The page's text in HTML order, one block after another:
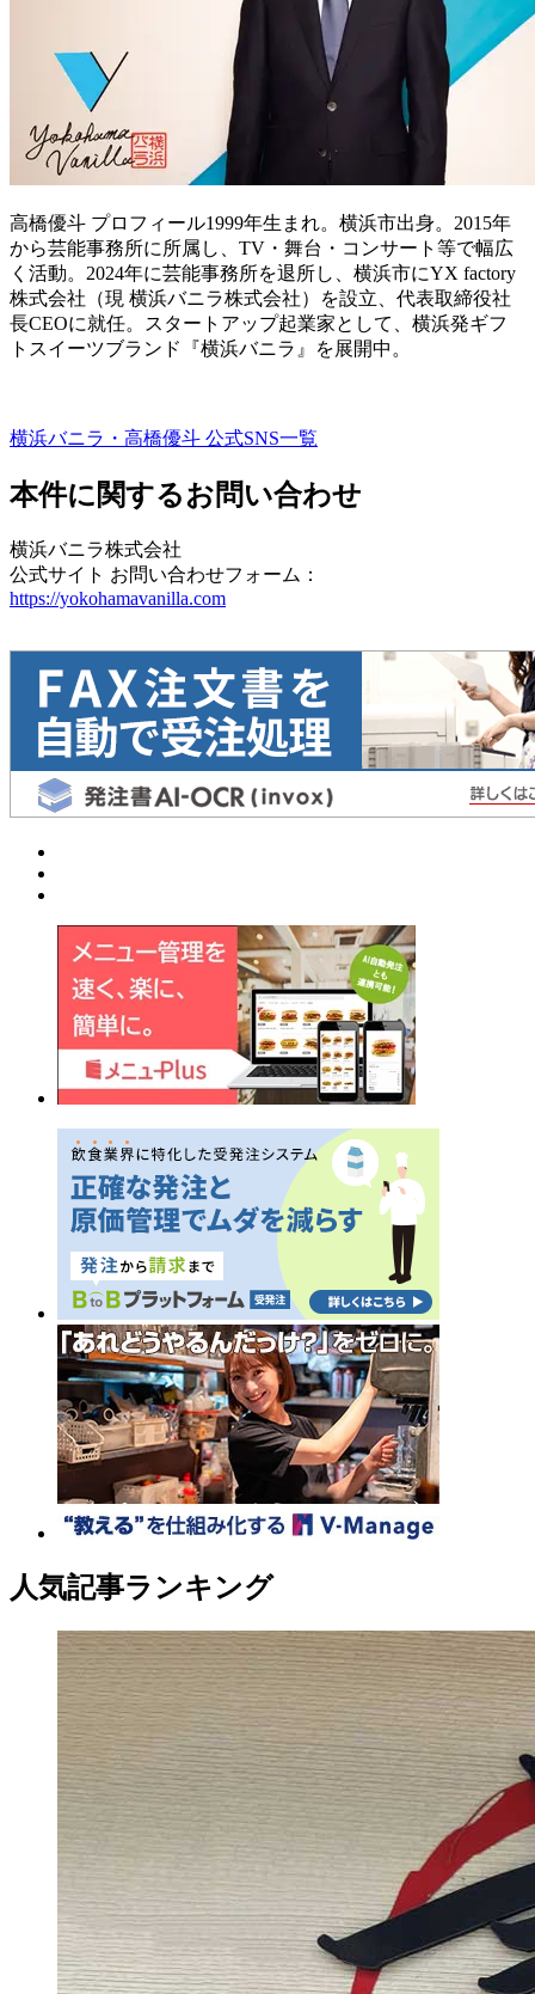
高橋優斗 プロフィール1999年生まれ。横浜市出身。2015年
から芸能事務所に所属し、TV・舞台・コンサート等で幅広
く活動。2024年に芸能事務所を退所し、横浜市にYX factory
株式会社（現 横浜バニラ株式会社）を設立、代表取締役社
長CEOに就任。スタートアップ起業家として、横浜発ギフ
トスイーツブランド『横浜バニラ』を展開中。
横浜バニラ・高橋優斗 公式SNS一覧
本件に関するお問い合わせ
横浜バニラ株式会社
公式サイト お問い合わせフォーム：
https://yokohamavanilla.com
人気記事ランキング